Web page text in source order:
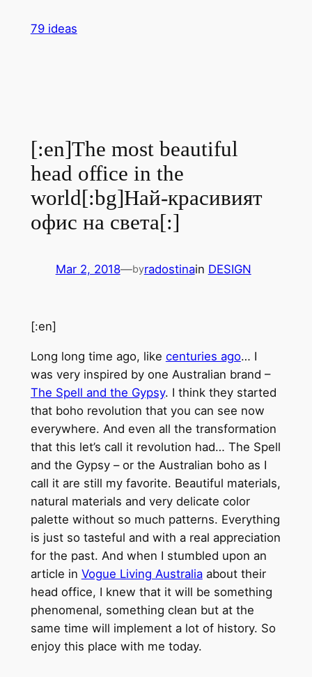
79 ideas
[:en]The most beautiful
head office in the
world[:bg]Най-красивият
офис на света[:]
Mar 2, 2018—byradostinain DESIGN
[:en]
Long long time ago, like centuries ago… I
was very inspired by one Australian brand –
The Spell and the Gypsy. I think they started
that boho revolution that you can see now
everywhere. And even all the transformation
that this let’s call it revolution had… The Spell
and the Gypsy – or the Australian boho as I
call it are still my favorite. Beautiful materials,
natural materials and very delicate color
palette without so much patterns. Everything
is just so tasteful and with a real appreciation
for the past. And when I stumbled upon an
article in Vogue Living Australiaabout their
head office, I knew that it will be something
phenomenal, something clean but at the
same time will implement a lot of history. So
enjoy this place with me today.